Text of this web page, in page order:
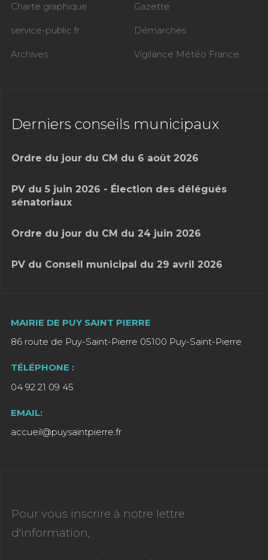
Charte graphique Gazette
service-public.fr Démarches
Archives Vigilance Météo France
Derniers conseils municipaux
Ordre du jour du CM du 6 août 2026
PV du 5 juin 2026 - Élection des délégués
sénatoriaux
Ordre du jour du CM du 24 juin 2026
PV du Conseil municipal du 29 avril 2026
MAIRIE DE PUY SAINT PIERRE
86 route de Puy-Saint-Pierre 05100 Puy-Saint-Pierre
TÉLÉPHONE :
04 92 21 09 45
EMAIL:
accueil@puysaintpierre.fr
Pour vous inscrire à notre lettre
d'information,